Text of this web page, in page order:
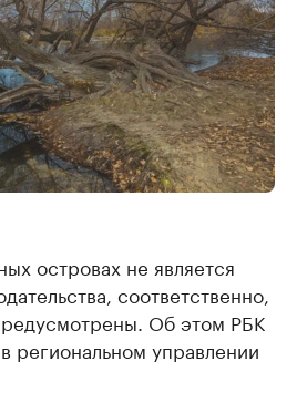
островах не является
соответственно,
Об этом РБК
региональном управлении